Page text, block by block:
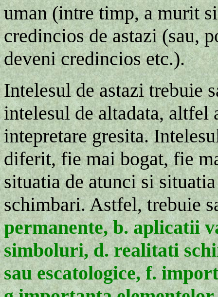
uman (intre timp, a murit
credincios de astazi (sau,
deveni credincios etc.).
Intelesul de astazi trebuie
intelesul de altadata, altfel
intepretare gresita.
diferit, fie mai bogat, fie
situatia de atunci si
schimbari. Astfel, trebuie
permanente, b. aplicatii
simboluri, d. realitati
sau escatologice, f.